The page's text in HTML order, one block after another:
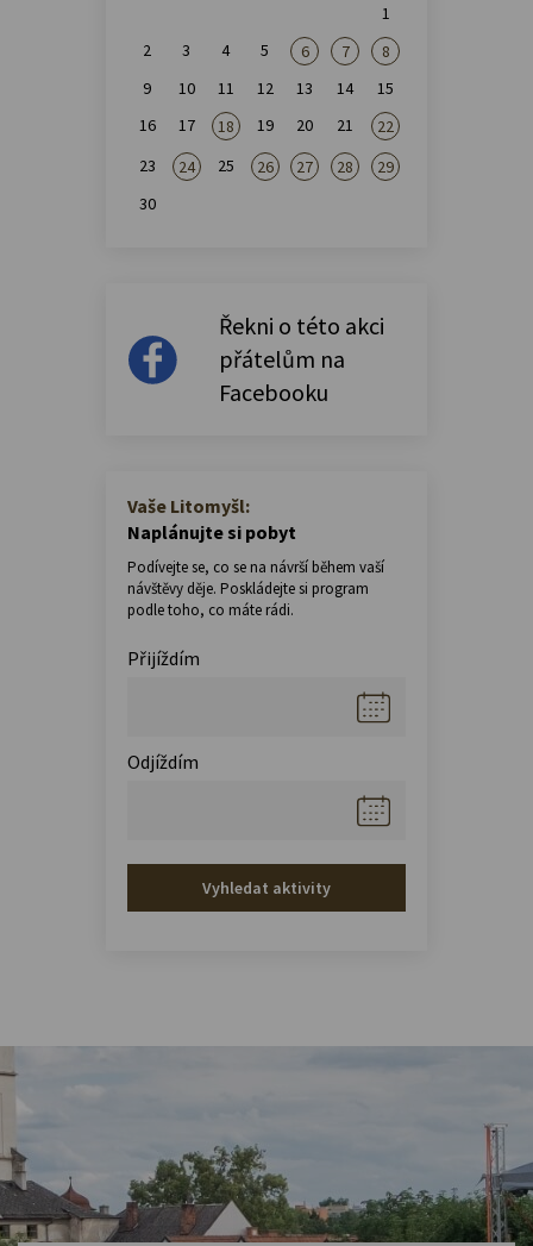
1
2
3 4 5 6 7
8
9
10 11 12 13 14
15
16
17 18 19 20 21
22
23
24 25 26 27 28
29
30
Řekni o této akci
přátelům na
Facebooku
Vaše Litomyšl:
Naplánujte si pobyt
Podívejte se, co se na návrší během vaší
návštěvy děje. Poskládejte si program
podle toho, co máte rádi.
Přijíždím
Odjíždím
Vyhledat aktivity